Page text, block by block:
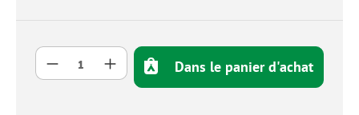
Quantité de produit : Entrez la quantité
Dans le panier d'achat